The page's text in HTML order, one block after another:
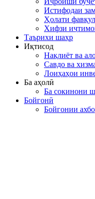
Истифодаи
Ҳолати
Хифзи
Таърихи шаҳр
Иқтисод
Нақлиёт ва
Савдо ва
Лоиҳаҳои
Ба аҳолӣ
Ба сокинони
Бойгонӣ
Бойгонии